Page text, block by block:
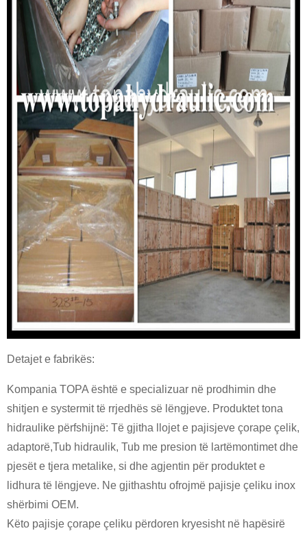
Detajet e fabrikës:
Kompania TOPA është e specializuar në prodhimin dhe
shitjen e systermit të rrjedhës së lëngjeve. Produktet tona
hidraulike përfshijnë: Të gjitha llojet e pajisjeve çorape çelik,
adaptorë,Tub hidraulik, Tub me presion të lartëmontimet dhe
pjesët e tjera metalike, si dhe agjentin për produktet e
lidhura të lëngjeve. Ne gjithashtu ofrojmë pajisje çeliku inox
shërbimi OEM.
Këto pajisje çorape çeliku përdoren kryesisht në hapësirë ​​